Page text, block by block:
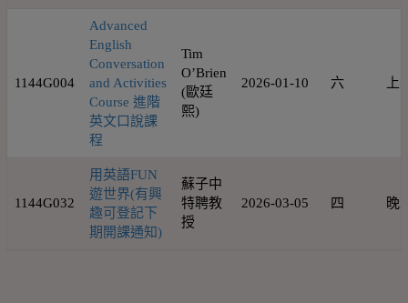
1144G004
Advanced
English
Conversation
and Activities
Course 進階
英文口說課
程
Tim
O’Brien
(歐廷
熙)
2026-01-10 六 上
1144G032
用英語FUN
遊世界(有興
趣可登記下
期開課通知)
蘇子中
特聘教
授
2026-03-05 四 晚